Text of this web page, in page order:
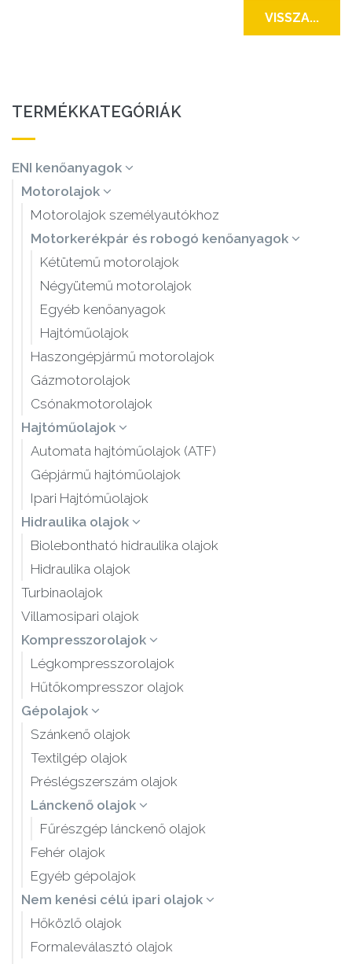
VISSZA...
TERMÉKKATEGÓRIÁK
ENI kenőanyagok
Motorolajok
Motorolajok személyautókhoz
Motorkerékpár és robogó kenőanyagok
Kétütemű motorolajok
Négyütemű motorolajok
Egyéb kenőanyagok
Hajtóműolajok
Haszongépjármű motorolajok
Gázmotorolajok
Csónakmotorolajok
Hajtóműolajok
Automata hajtóműolajok (ATF)
Gépjármű hajtóműolajok
Ipari Hajtóműolajok
Hidraulika olajok
Biolebontható hidraulika olajok
Hidraulika olajok
Turbinaolajok
Villamosipari olajok
Kompresszorolajok
Légkompresszorolajok
Hűtőkompresszor olajok
Gépolajok
Szánkenő olajok
Textilgép olajok
Préslégszerszám olajok
Lánckenő olajok
Fűrészgép lánckenő olajok
Fehér olajok
Egyéb gépolajok
Nem kenési célú ipari olajok
Hőközlő olajok
Formaleválasztó olajok